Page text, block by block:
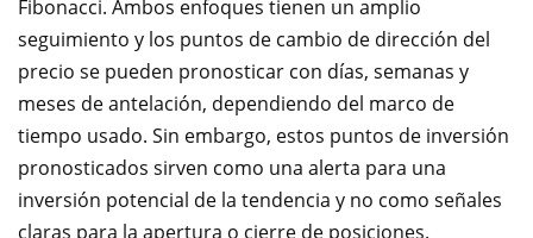
Fibonacci. Ambos enfoques tienen un amplio
seguimiento y los puntos de cambio de dirección del
precio se pueden pronosticar con días, semanas y
meses de antelación, dependiendo del marco de
tiempo usado. Sin embargo, estos puntos de inversión
pronosticados sirven como una alerta para una
inversión potencial de la tendencia y no como señales
claras para la apertura o cierre de posiciones.